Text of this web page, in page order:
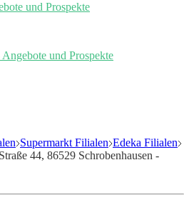
und Prospekte
und Prospekte
Supermarkt Filialen Edeka Filialen
44, 86529 Schrobenhausen -